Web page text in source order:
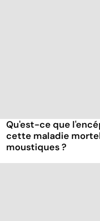
Qu'est-ce que
cette maladie
moustiques ?